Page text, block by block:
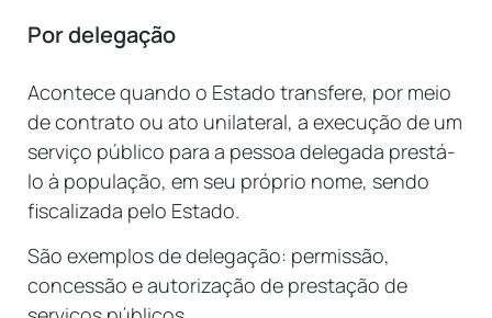
Por delegação
Acontece quando o Estado transfere, por meio
de contrato ou ato unilateral, a execução de um
serviço público para a pessoa delegada prestá-
lo à população, em seu próprio nome, sendo
fiscalizada pelo Estado.
São exemplos de delegação: permissão,
concessão e autorização de prestação de